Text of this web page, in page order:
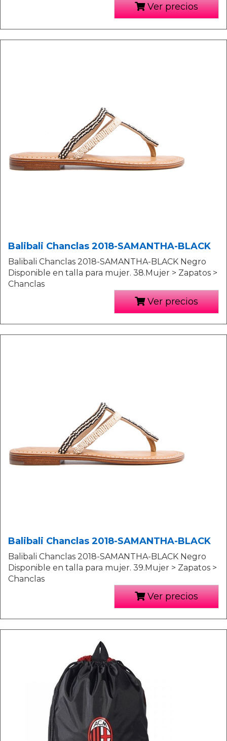
Ver precios
Balibali Chanclas 2018-SAMANTHA-BLACK
Balibali Chanclas 2018-SAMANTHA-BLACK Negro
Disponible en talla para mujer. 38.Mujer > Zapatos >
Chanclas
Ver precios
Balibali Chanclas 2018-SAMANTHA-BLACK
Balibali Chanclas 2018-SAMANTHA-BLACK Negro
Disponible en talla para mujer. 39.Mujer > Zapatos >
Chanclas
Ver precios